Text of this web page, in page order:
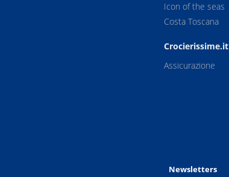
Icon of the seas
Costa Toscana
Crocierissime.it
Assicurazione
Newsletters